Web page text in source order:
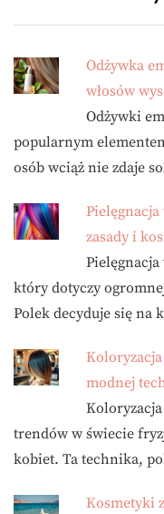
Odżywka
włosów
Odżywki
popularnym
osób wciąż nie zdaje
zasady i
który dotyczy
Polek decyduje się na
modnej
trendów w świecie
kobiet. Ta technika,
Kosmetyki